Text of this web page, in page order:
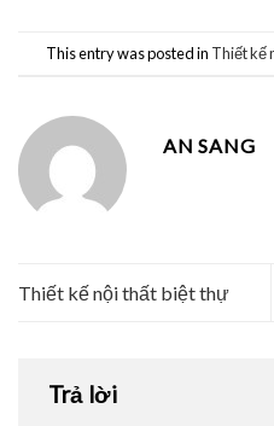
This entry was posted in Thiết kế
AN SANG
Thiết kế nội thất biệt thự
Trả lời